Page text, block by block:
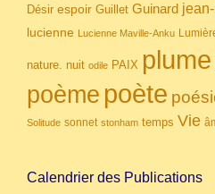
Désir espoir Guillet Guinard
lucienne Lucienne Maville-Anku
nature. nuit odile PAIX plume
poème poète
Solitude sonnet stonham temps Vie
Calendrier des Publications